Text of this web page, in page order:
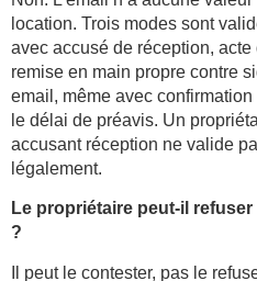
location. Trois modes sont
avec accusé de réception,
remise en main propre contre
email, même avec
le délai de préavis. Un
accusant réception ne valide
légalement.
Le propriétaire peut-il
?
Il peut le contester, pas le